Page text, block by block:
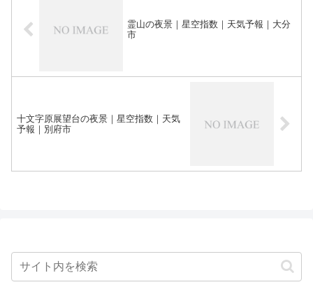
霊山の夜景｜星空指数｜天気予報｜大分
市
十文字原展望台の夜景｜星空指数｜天気
予報｜別府市